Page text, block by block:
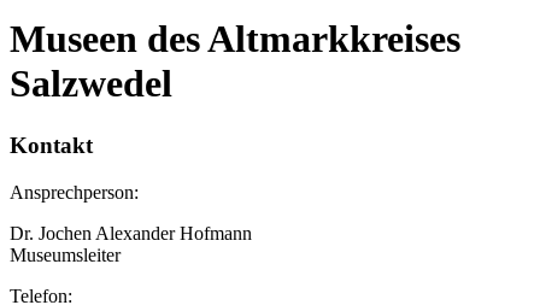
Museen des Altmarkkreises
Salzwedel
Kontakt
Ansprechperson:
Dr. Jochen Alexander Hofmann
Museumsleiter
Telefon: